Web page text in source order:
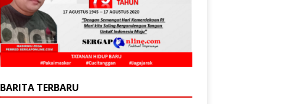
BARITA TERBARU